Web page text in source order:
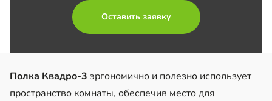
Оставить заявку
Полка Квадро-3 эргономично и полезно использует
пространство комнаты, обеспечив место для